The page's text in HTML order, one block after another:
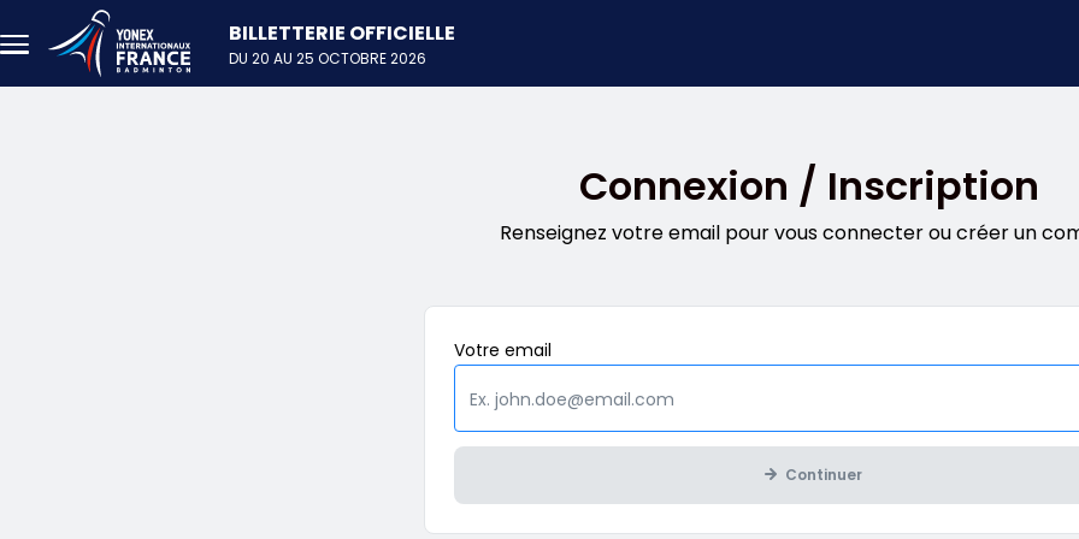
Aller au contenu principal
DU 20 AU 25 OCTOBRE 2026
Connexion / Inscription
Renseignez votre email pour vous connecter ou créer un
Votre email
Continuer